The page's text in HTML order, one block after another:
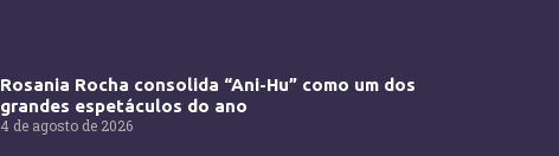
Rosania Rocha consolida “Ani-Hu” como um dos
grandes espetáculos do ano
4 de agosto de 2026